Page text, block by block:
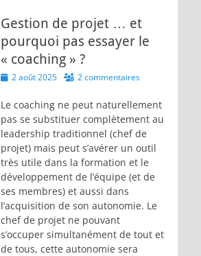
Gestion de projet … et
pourquoi pas essayer le
« coaching » ?
Posted
2 août 2025 2 commentaires
Le coaching ne peut naturellement
pas se substituer complètement au
leadership traditionnel (chef de
projet) mais peut s’avérer un outil
très utile dans la formation et le
développement de l’équipe (et de
ses membres) et aussi dans
l’acquisition de son autonomie. Le
chef de projet ne pouvant
s’occuper simultanément de tout et
de tous, cette autonomie sera